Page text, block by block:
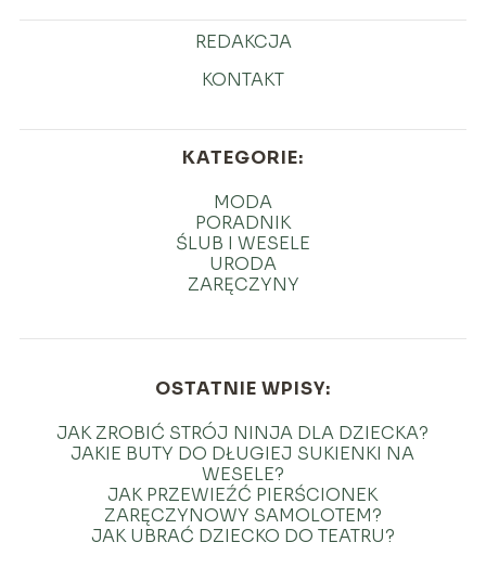
REDAKCJA
KONTAKT
KATEGORIE:
MODA
PORADNIK
ŚLUB I WESELE
URODA
ZARĘCZYNY
OSTATNIE WPISY:
JAK ZROBIĆ STRÓJ NINJA DLA DZIECKA?
JAKIE BUTY DO DŁUGIEJ SUKIENKI NA
WESELE?
JAK PRZEWIEŹĆ PIERŚCIONEK
ZARĘCZYNOWY SAMOLOTEM?
JAK UBRAĆ DZIECKO DO TEATRU?